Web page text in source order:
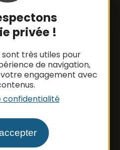
privée !
sont très utiles pour
de navigation,
engagement avec
confidentialité
Anglais, Polonais